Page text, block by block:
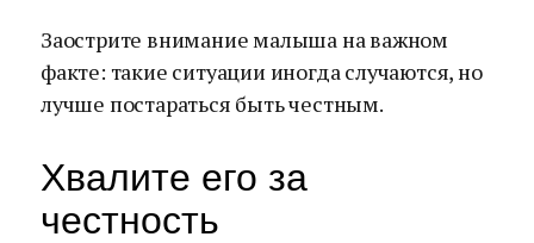
Заострите внимание малыша на важном
факте: такие ситуации иногда случаются, но
лучше постараться быть честным.
Хвалите его за
честность